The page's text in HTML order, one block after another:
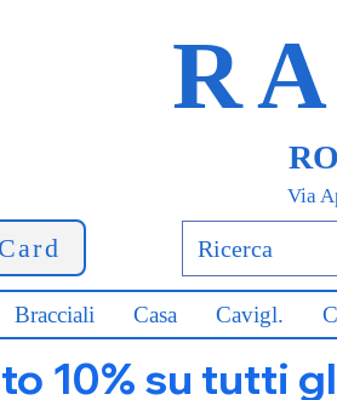
Via
Bracciali Casa Cavigl.
10% su tutti